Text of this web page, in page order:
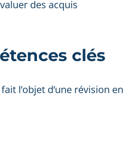
des acquis
clés
l’objet d’une révision en